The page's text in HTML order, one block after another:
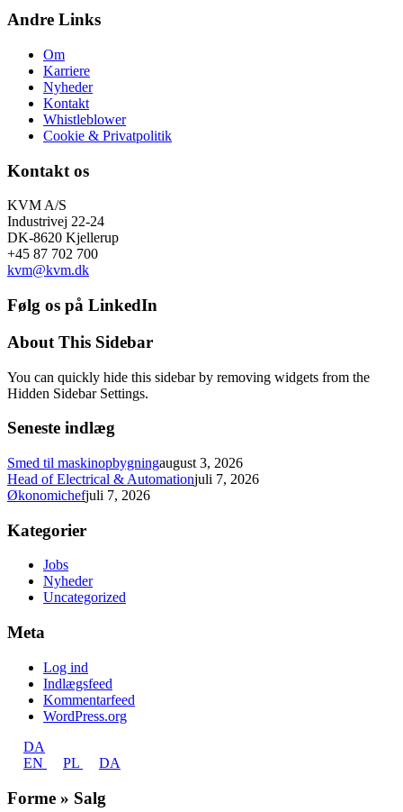
Andre Links
Om
Karriere
Nyheder
Kontakt
Whistleblower
Cookie & Privatpolitik
Kontakt os
KVM A/S
Industrivej 22-24
DK-8620 Kjellerup
+45 87 702 700
kvm@kvm.dk
Følg os på LinkedIn
About This Sidebar
You can quickly hide this sidebar by removing widgets from the
Hidden Sidebar Settings.
Seneste indlæg
Smed til maskinopbygningaugust 3, 2026
Head of Electrical & Automationjuli 7, 2026
Økonomichefjuli 7, 2026
Kategorier
Jobs
Nyheder
Uncategorized
Meta
Log ind
Indlægsfeed
Kommentarfeed
WordPress.org
DA
EN
PL DA
Forme » Salg